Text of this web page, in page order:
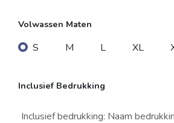
Volwassen Maten
S M L XL
Inclusief Bedrukking
Inclusief bedrukking: Naam